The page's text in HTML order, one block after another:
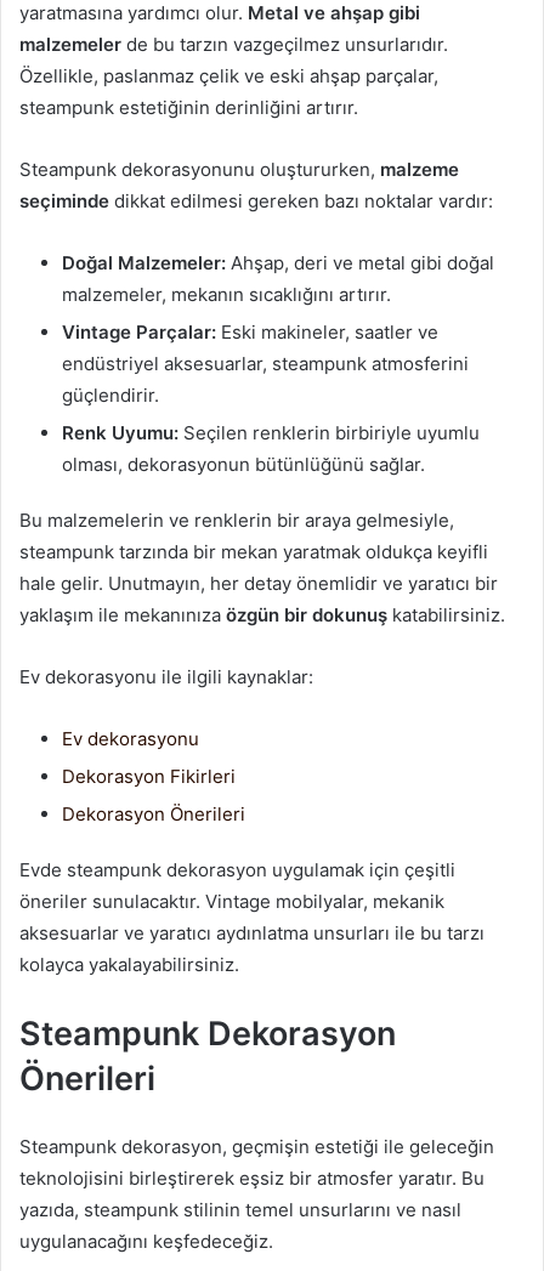
yaratmasına yardımcı olur. Metal ve ahşap gibi
malzemeler de bu tarzın vazgeçilmez unsurlarıdır.
Özellikle, paslanmaz çelik ve eski ahşap parçalar,
steampunk estetiğinin derinliğini artırır.
Steampunk dekorasyonunu oluştururken, malzeme
seçiminde dikkat edilmesi gereken bazı noktalar vardır:
Doğal Malzemeler: Ahşap, deri ve metal gibi doğal
malzemeler, mekanın sıcaklığını artırır.
Vintage Parçalar: Eski makineler, saatler ve
endüstriyel aksesuarlar, steampunk atmosferini
güçlendirir.
Renk Uyumu: Seçilen renklerin birbiriyle uyumlu
olması, dekorasyonun bütünlüğünü sağlar.
Bu malzemelerin ve renklerin bir araya gelmesiyle,
steampunk tarzında bir mekan yaratmak oldukça keyifli
hale gelir. Unutmayın, her detay önemlidir ve yaratıcı bir
yaklaşım ile mekanınıza özgün bir dokunuş katabilirsiniz.
Ev dekorasyonu ile ilgili kaynaklar:
Ev dekorasyonu
Dekorasyon Fikirleri
Dekorasyon Önerileri
Evde steampunk dekorasyon uygulamak için çeşitli
öneriler sunulacaktır. Vintage mobilyalar, mekanik
aksesuarlar ve yaratıcı aydınlatma unsurları ile bu tarzı
kolayca yakalayabilirsiniz.
Steampunk Dekorasyon
Önerileri
Steampunk dekorasyon, geçmişin estetiği ile geleceğin
teknolojisini birleştirerek eşsiz bir atmosfer yaratır. Bu
yazıda, steampunk stilinin temel unsurlarını ve nasıl
uygulanacağını keşfedeceğiz.